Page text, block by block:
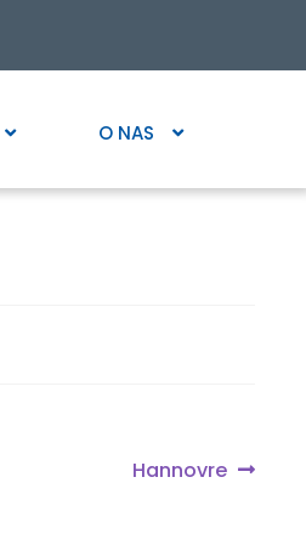
O NAS
Next
Hannovre